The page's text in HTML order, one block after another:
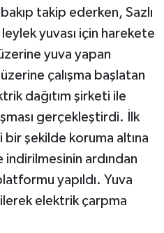
takip ederken, Sazlı
yuvası için harekete
yuva yapan
çalışma başlatan
dağıtım şirketi ile
gerçekleştirdi. İlk
şekilde koruma altına
indirilmesinin ardından
yapıldı. Yuva
elektrik çarpma